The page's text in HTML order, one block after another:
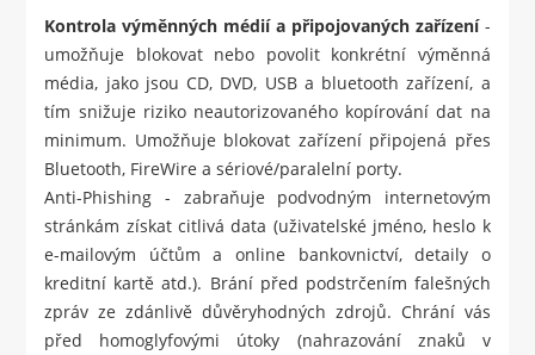
Kontrola výměnných médií a připojovaných zařízení-
umožňuje blokovat nebo povolit konkrétní výměnná
média, jako jsou CD, DVD, USB a bluetooth zařízení, a
tím snižuje riziko neautorizovaného kopírování dat na
minimum. Umožňuje blokovat zařízení připojená přes
Bluetooth, FireWire a sériové/paralelní porty.
Anti-Phishing - zabraňuje podvodným internetovým
stránkám získat citlivá data (uživatelské jméno, heslo k
e-mailovým účtům a online bankovnictví, detaily o
kreditní kartě atd.). Brání před podstrčením falešných
zpráv ze zdánlivě důvěryhodných zdrojů. Chrání vás
před homoglyfovými útoky (nahrazování znaků v